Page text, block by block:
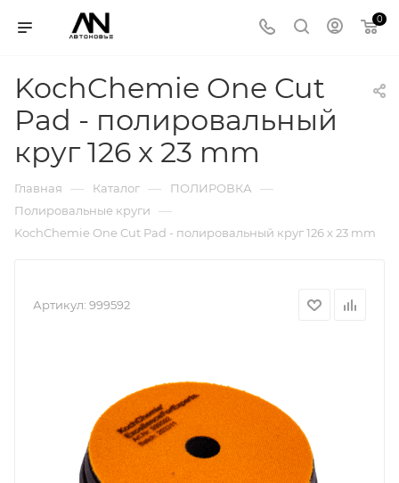
0
KochChemie One Cut
Pad - полировальный
круг 126 x 23 mm
Главная — Каталог — ПОЛИРОВКА —
Полировальные круги —
KochChemie One Cut Pad - полировальный круг 126 x 23 mm
Артикул: 999592